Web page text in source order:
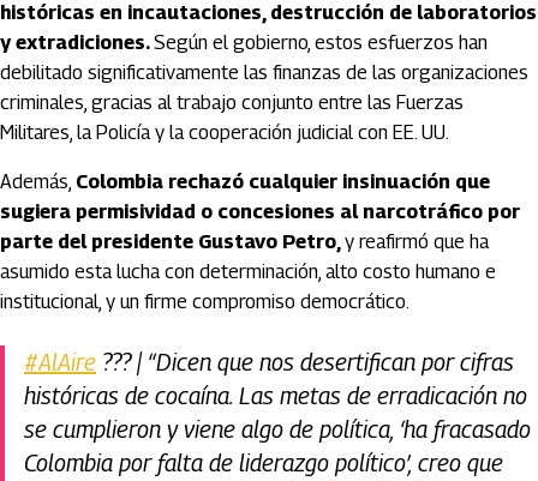
históricas en incautaciones, destrucción de laboratorios
y extradiciones.Según el gobierno, estos esfuerzos han
debilitado significativamente las finanzas de las organizaciones
criminales, gracias al trabajo conjunto entre las Fuerzas
Militares, la Policía y la cooperación judicial con EE. UU.
Además, Colombia rechazó cualquier insinuación que
sugiera permisividad o concesiones al narcotráfico por
parte del presidente Gustavo Petro,y reafirmó que ha
asumido esta lucha con determinación, alto costo humano e
institucional, y un firme compromiso democrático.
#AlAire ??? | “Dicen que nos desertifican por cifras
históricas de cocaína. Las metas de erradicación no
se cumplieron y viene algo de política, ‘ha fracasado
Colombia por falta de liderazgo político’, creo que